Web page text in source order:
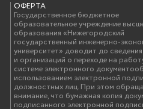
ОФЕРТА
Государственное бюджетное
образовательное учреждение
образования «Нижегородский
государственный инженерно-
университет» доводит до
и организаций о переходе на
системе электронного
использованием электронной
должностных лиц. При этом
внимание, что бумажная копия
подписанного электронной